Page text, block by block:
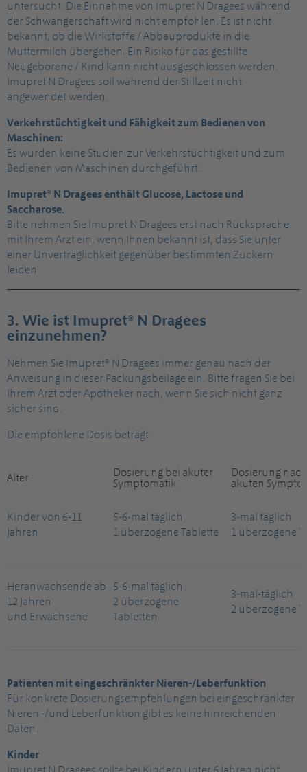
untersucht. Die Einnahme von Imupret N Dragees während
der Schwangerschaft wird nicht empfohlen. Es ist nicht
bekannt, ob die Wirkstoffe / Abbauprodukte in die
Muttermilch übergehen. Ein Risiko für das gestillte
Neugeborene / Kind kann nicht ausgeschlossen werden.
Imupret N Dragees soll während der Stillzeit nicht
angewendet werden.
Verkehrstüchtigkeit und Fähigkeit zum Bedienen von
Maschinen:
Es wurden keine Studien zur Verkehrstüchtigkeit und zum
Bedienen von Maschinen durchgeführt.
Imupret® N Dragees enthält Glucose, Lactose und
Saccharose.
Bitte nehmen Sie Imupret N Dragees erst nach Rücksprache
mit Ihrem Arzt ein, wenn Ihnen bekannt ist, dass Sie unter
einer Unverträglichkeit gegenüber bestimmten Zuckern
leiden.
3. Wie ist Imupret® N Dragees
einzunehmen?
Nehmen Sie Imupret® N Dragees immer genau nach der
Anweisung in dieser Packungsbeilage ein. Bitte fragen Sie bei
Ihrem Arzt oder Apotheker nach, wenn Sie sich nicht ganz
sicher sind.
Die empfohlene Dosis beträgt
Alter
Dosierung bei akuter
Symptomatik
Dosierung
akuten
Kinder von 6-11
Jahren
5-6-mal täglich
1 überzogene Tablette
3-mal täglich
1 überzogene
Heranwachsende ab
12 Jahren
und Erwachsene
5-6-mal täglich
2 überzogene
Tabletten
3-mal-täglich
2 überzogene
Patienten mit eingeschränkter Nieren-/Leberfunktion
Für konkrete Dosierungsempfehlungen bei eingeschränkter
Nieren -/und Leberfunktion gibt es keine hinreichenden
Daten.
Kinder